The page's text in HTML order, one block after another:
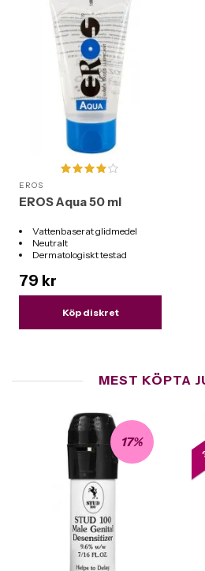
EROS
EROS Aqua 50 ml
Vattenbaserat glidmedel
Neutralt
Dermatologiskt testad
79 kr
Köp diskret
MEST KÖPTA
17%